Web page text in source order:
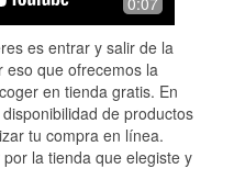
es entrar y salir de la
eso que ofrecemos la
en tienda gratis. En
de productos
tu compra en línea.
la tienda que elegiste y